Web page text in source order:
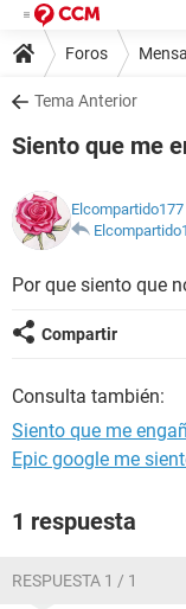
Foros
Tema Anterior
Siento que me
Elcompartido177
Por que siento que
Compartir
Consulta también:
Siento que me
Epic google me
1 respuesta
RESPUESTA 1 / 1